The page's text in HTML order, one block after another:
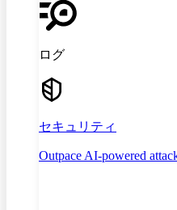
ログ
セキュリティ
Outpace AI-powered